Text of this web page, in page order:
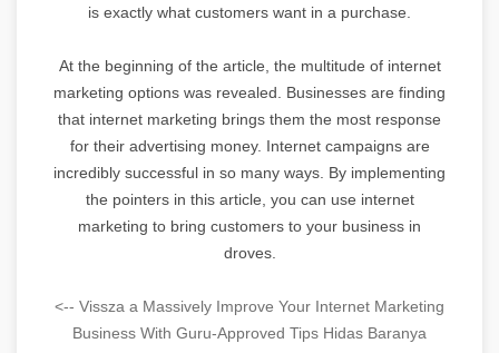
is exactly what customers want in a purchase.
At the beginning of the article, the multitude of internet
marketing options was revealed. Businesses are finding
that internet marketing brings them the most response
for their advertising money. Internet campaigns are
incredibly successful in so many ways. By implementing
the pointers in this article, you can use internet
marketing to bring customers to your business in
droves.
<-- Vissza a Massively Improve Your Internet Marketing
Business With Guru-Approved Tips Hidas Baranya